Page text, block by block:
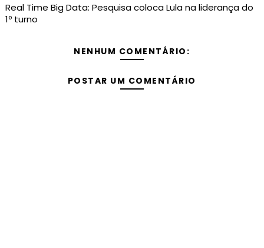
Real Time Big Data: Pesquisa coloca Lula na liderança do
1º turno
NENHUM COMENTÁRIO:
POSTAR UM COMENTÁRIO